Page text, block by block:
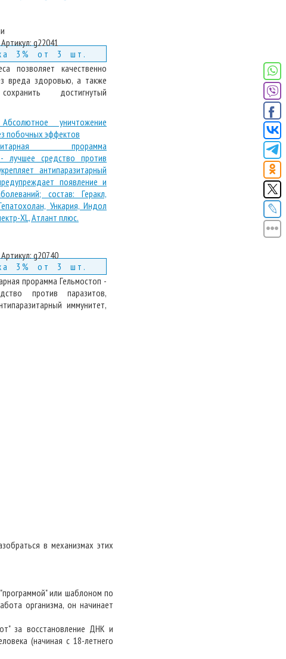
Артикул:g22041
3% от 3 шт.
позволяет качественно
вреда здоровью, а также
достигнутый
уничтожение
побочных эффектов
Артикул: g20740
3% от 3 шт.
прорамма Гельмостоп -
против паразитов,
иммунитет,
в механизмах этих
или шаблоном по
организма, он начинает
за восстановление ДНК и
(начиная с 18-летнего